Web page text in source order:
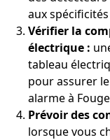
aux
Vérifier la
électrique :
tableau
pour assurer
alarme à
Prévoir des
lorsque vous